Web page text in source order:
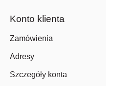
Konto klienta
Zamówienia
Adresy
Szczegóły konta